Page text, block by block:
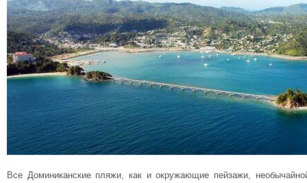
Все Доминиканские пляжи, как и окружающие пейзажи,